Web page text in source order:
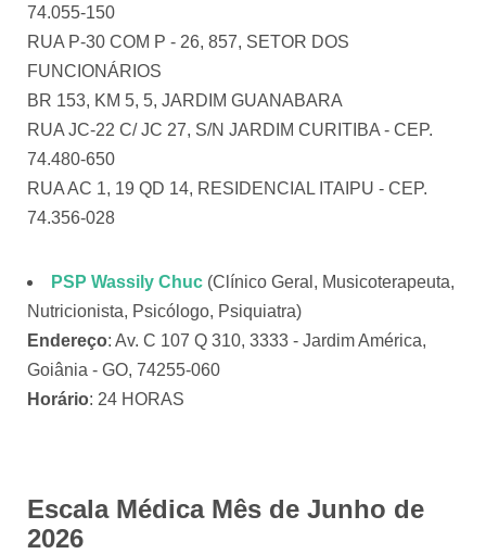
74.055-150
RUA P-30 COM P - 26, 857, SETOR DOS
FUNCIONÁRIOS
BR 153, KM 5, 5, JARDIM GUANABARA
RUA JC-22 C/ JC 27, S/N JARDIM CURITIBA - CEP.
74.480-650
RUA AC 1, 19 QD 14, RESIDENCIAL ITAIPU - CEP.
74.356-028
PSP Wassily Chuc (Clínico Geral, Musicoterapeuta,
Nutricionista, Psicólogo, Psiquiatra)
Endereço: Av. C 107 Q 310, 3333 - Jardim América,
Goiânia - GO, 74255-060
Horário: 24 HORAS
Escala Médica Mês de Junho de
2026